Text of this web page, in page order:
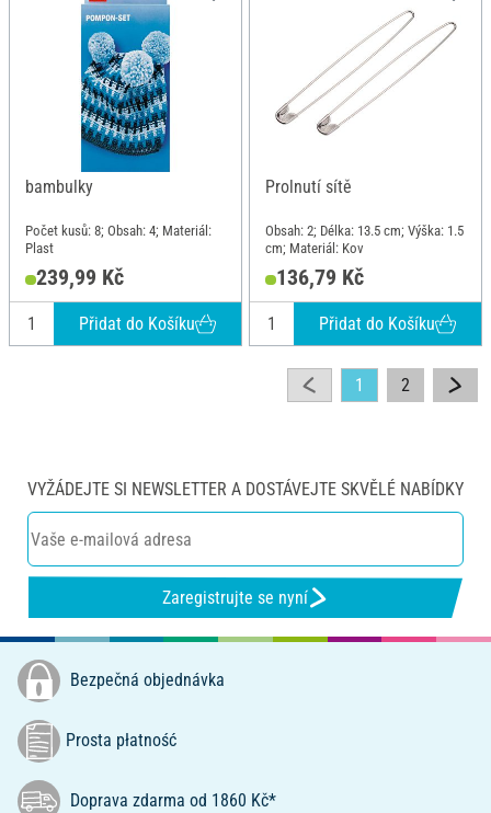
bambulky
Počet kusů: 8; Obsah: 4; Materiál:
Plast
239,99 Kč
Přidat do Košíku
Prolnutí sítě
Obsah: 2; Délka: 13.5 cm; Výška: 1.5
cm; Materiál: Kov
136,79 Kč
Přidat do Košíku
1 2
VYŽÁDEJTE SI NEWSLETTER A DOSTÁVEJTE SKVĚLÉ NABÍDKY
Zaregistrujte se nyní
Bezpečná objednávka
Prosta płatność
Doprava zdarma od 1860 Kč*